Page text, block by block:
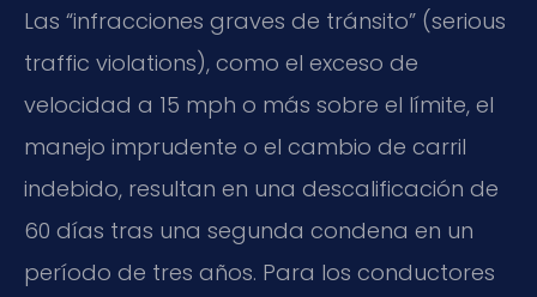
Las “infracciones graves de tránsito” (serious
traffic violations), como el exceso de
velocidad a 15 mph o más sobre el límite, el
manejo imprudente o el cambio de carril
indebido, resultan en una descalificación de
60 días tras una segunda condena en un
período de tres años. Para los conductores